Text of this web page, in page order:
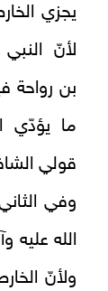
لأنّ النبي
ما يؤدّي
قولي
وفي
ولأنّ